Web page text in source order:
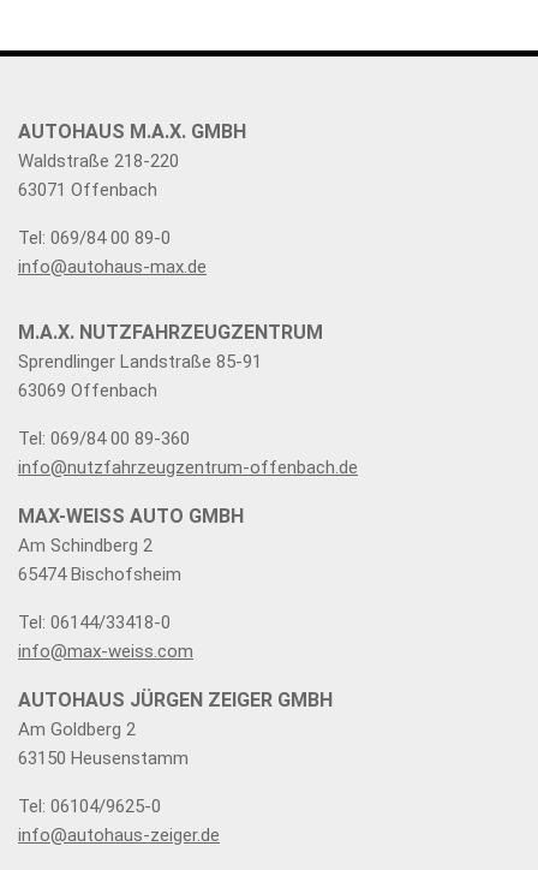
AUTOHAUS M.A.X. GMBH
Waldstraße 218-220
63071 Offenbach
Tel: 069/84 00 89-0
info@autohaus-max.de
M.A.X. NUTZFAHRZEUGZENTRUM
Sprendlinger Landstraße 85-91
63069 Offenbach
Tel: 069/84 00 89-360
info@nutzfahrzeugzentrum-offenbach.de
MAX-WEISS AUTO GMBH
Am Schindberg 2
65474 Bischofsheim
Tel: 06144/33418-0
info@max-weiss.com
AUTOHAUS JÜRGEN ZEIGER GMBH
Am Goldberg 2
63150 Heusenstamm
Tel: 06104/9625-0
info@autohaus-zeiger.de